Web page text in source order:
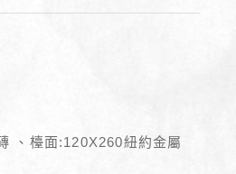
、檯面:120X260紐約金屬